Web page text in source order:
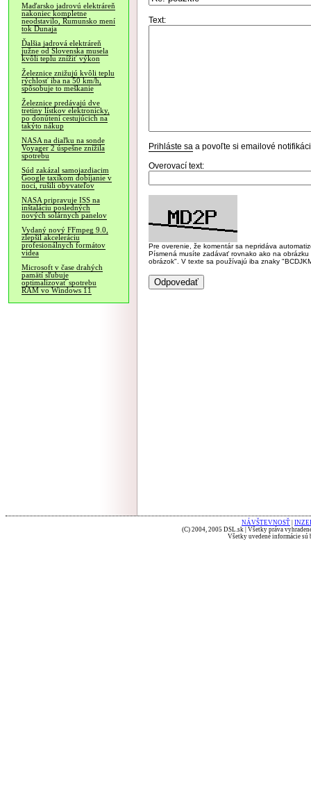
Maďarsko jadrovú elektráreň
nakoniec kompletne
neodstavilo, Rumunsko mení
tok Dunaja
Ďalšia jadrová elektráreň
južne od Slovenska musela
kvôli teplu znížiť výkon
Železnice znižujú kvôli teplu
rýchlosť iba na 50 km/h,
spôsobuje to meškanie
Železnice predávajú dve
tretiny lístkov elektronicky,
po donútení cestujúcich na
takýto nákup
NASA na diaľku na sonde
Voyager 2 úspešne znížila
spotrebu
Súd zakázal samojazdiacim
Google taxíkom dobíjanie v
noci, rušili obyvateľov
NASA pripravuje ISS na
inštaláciu posledných
nových solárnych panelov
Vydaný nový FFmpeg 9.0,
zlepšil akceleráciu
profesionálnych formátov
videa
Microsoft v čase drahých
pamätí sľubuje
optimalizovať spotrebu
RAM vo Windows 11
Text:
Prihláste sa a povoľte si emailové
Overovací text:
Pre overenie, že komentár sa nepridáva
Písmená musíte zadávať rovnako ako na
obrázok". V texte sa používajú iba znaky
NÁVŠTEVNOSŤ
(C) 2004, 2005 DSL.sk | Všetky práva
Všetky uvedené informácie sú